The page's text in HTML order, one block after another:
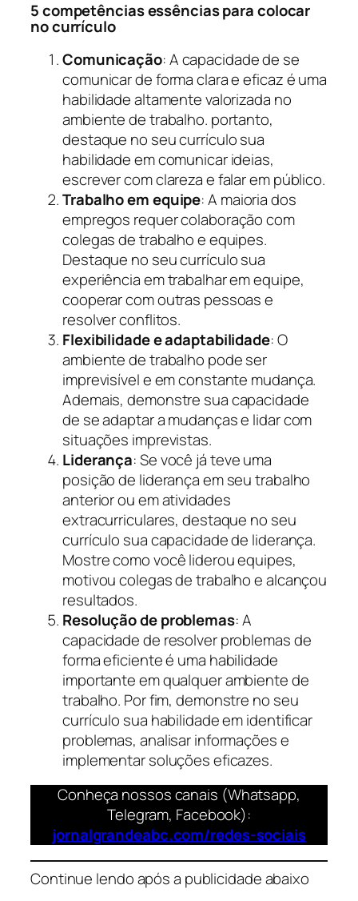
5 competências essências para colocar
no currículo
Comunicação: A capacidade de se
comunicar de forma clara e eficaz é uma
habilidade altamente valorizada no
ambiente de trabalho. portanto,
destaque no seu currículo sua
habilidade em comunicar ideias,
escrever com clareza e falar em público.
Trabalho em equipe: A maioria dos
empregos requer colaboração com
colegas de trabalho e equipes.
Destaque no seu currículo sua
experiência em trabalhar em equipe,
cooperar com outras pessoas e
resolver conflitos.
Flexibilidade e adaptabilidade: O
ambiente de trabalho pode ser
imprevisível e em constante mudança.
Ademais, demonstre sua capacidade
de se adaptar a mudanças e lidar com
situações imprevistas.
Liderança: Se você já teve uma
posição de liderança em seu trabalho
anterior ou em atividades
extracurriculares, destaque no seu
currículo sua capacidade de liderança.
Mostre como você liderou equipes,
motivou colegas de trabalho e alcançou
resultados.
Resolução de problemas: A
capacidade de resolver problemas de
forma eficiente é uma habilidade
importante em qualquer ambiente de
trabalho. Por fim, demonstre no seu
currículo sua habilidade em identificar
problemas, analisar informações e
implementar soluções eficazes.
Conheça nossos canais (Whatsapp,
Telegram, Facebook):
jornalgrandeabc.com/redes-sociais
Continue lendo após a publicidade abaixo